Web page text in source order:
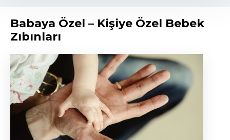
Babaya Özel – Kişiye Özel Bebek
Zıbınları